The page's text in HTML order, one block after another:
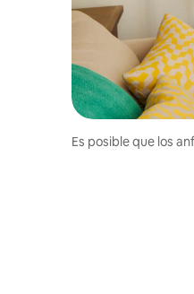
Es posible que los